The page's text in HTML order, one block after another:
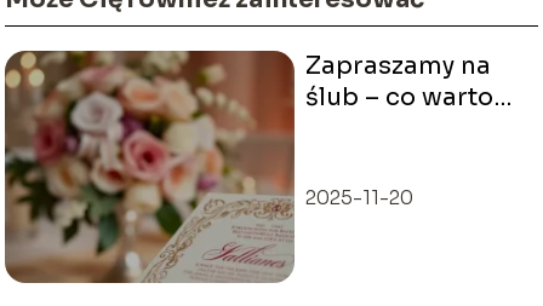
Zapraszamy na
ślub – co warto
2025-11-20